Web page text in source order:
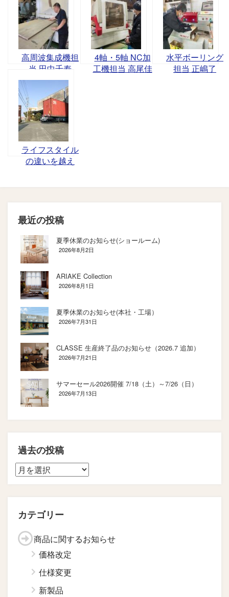
高周波集成機担
当 田中千寿
4軸・5軸 NC加
工機担当 高尾佳
水平ボーリング
担当 正嶋了
ライフスタイル
の違いを越え
最近の投稿
夏季休業のお知らせ(ショールーム)
2026年8月2日
ARIAKE Collection
2026年8月1日
夏季休業のお知らせ(本社・工場）
2026年7月31日
CLASSE 生産終了品のお知らせ（2026.7 追加）
2026年7月21日
サマーセール2026開催 7/18（土）～7/26（日）
2026年7月13日
過去の投稿
カテゴリー
商品に関するお知らせ
価格改定
仕様変更
新製品